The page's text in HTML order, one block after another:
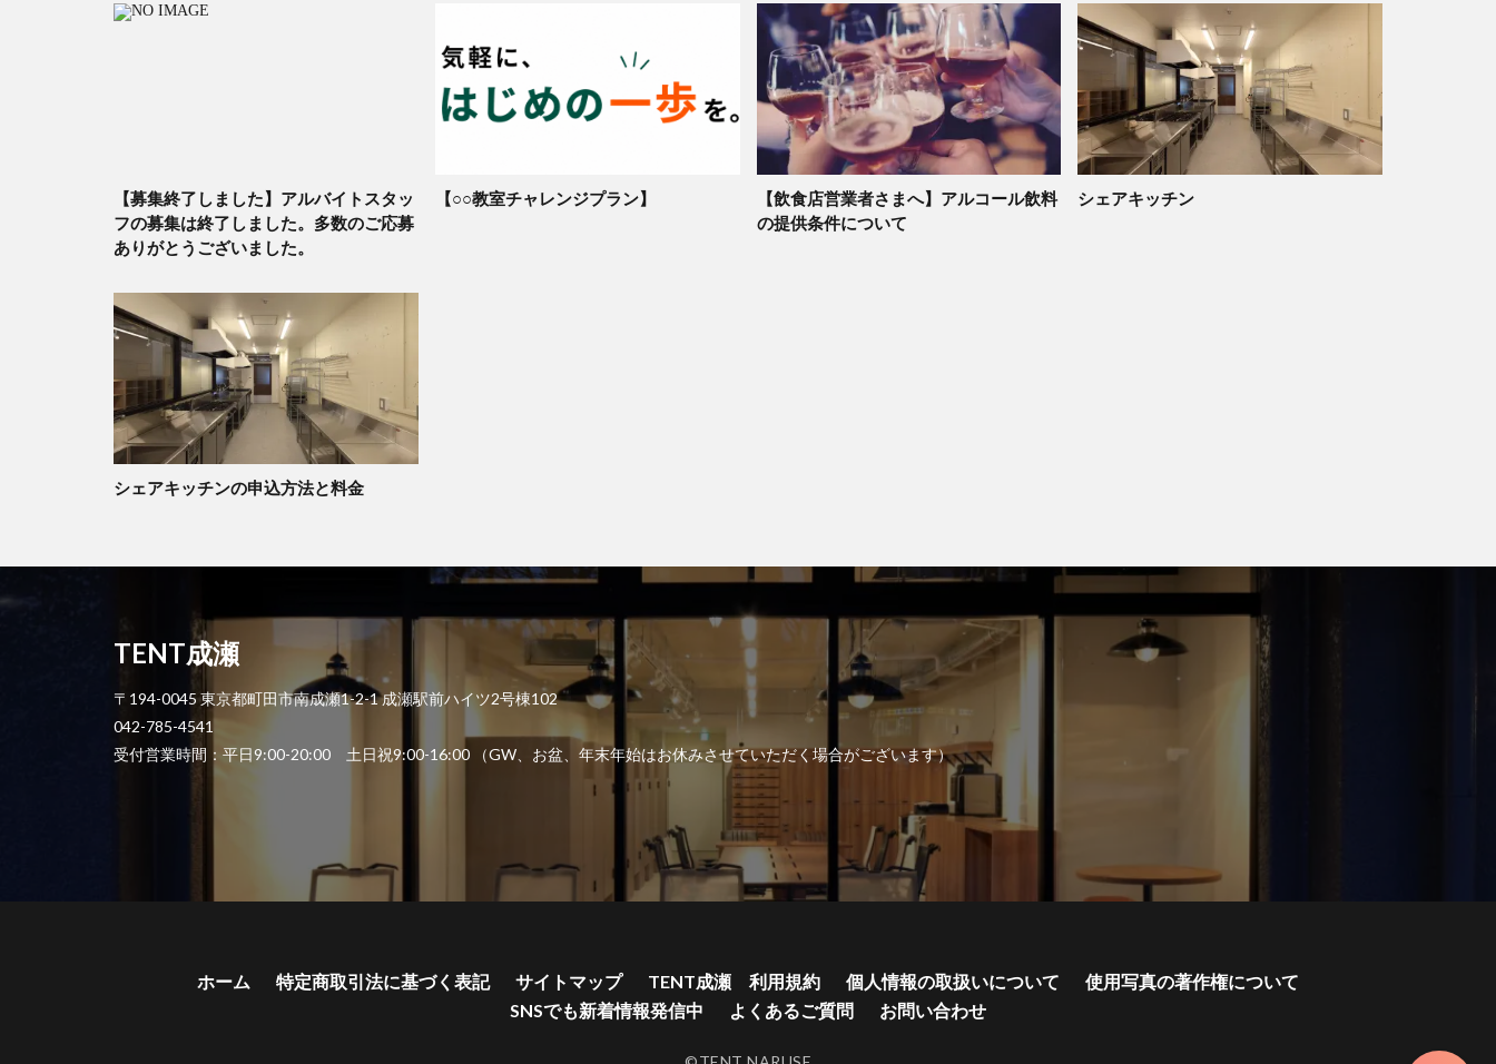
【募集終了しました】アルバイトスタッ
フの募集は終了しました。多数のご応募
ありがとうございました。
【○○教室チャレンジプラン】
【飲食店営業者さまへ】アルコール飲料
の提供条件について
シェアキッチン
シェアキッチンの申込方法と料金
TENT成瀬
〒194-0045 東京都町田市南成瀬1-2-1 成瀬駅前ハイツ2号棟102
042-785-4541
受付営業時間：平日9:00-20:00 土日祝9:00-16:00 （GW、お盆、年末年始はお休みさせていただく場合がございます）
ホーム 特定商取引法に基づく表記 サイトマップ TENT成瀬 利用規約 個人情報の取扱いについて
使用写真の著作権について
SNSでも新着情報発信中
よくあるご質問 お問い合わせ